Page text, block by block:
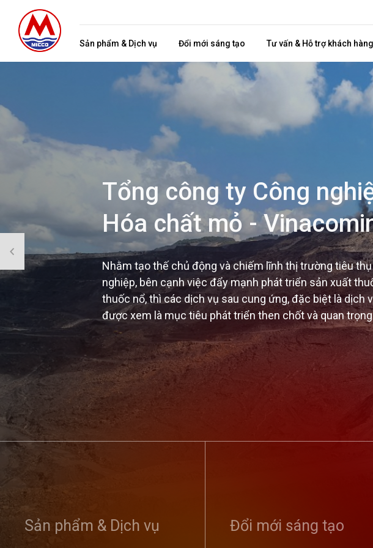
Sản phẩm & Dịch vụ Đổi mới sáng tạo Tư vấn & Hỗ trợ khách hàng
Sản phẩm & Dịch vụ Đổi mới sáng tạo
dân bảo vệ an ninh Tổ quốc...
Tổng công ty Công
Hóa chất mỏ -
Nhằm tạo thế chủ động và chiếm lĩnh thị trường tiêu
nghiệp, bên cạnh việc đẩy mạnh phát triển sản xuất
thuốc nổ, thì các dịch vụ sau cung ứng, đặc biệt là dịch
được xem là mục tiêu phát triển then chốt và quan